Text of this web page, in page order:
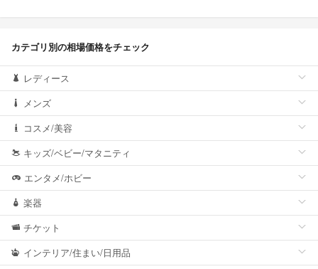
カテゴリ別の相場価格をチェック
レディース
メンズ
コスメ/美容
キッズ/ベビー/マタニティ
エンタメ/ホビー
楽器
チケット
インテリア/住まい/日用品